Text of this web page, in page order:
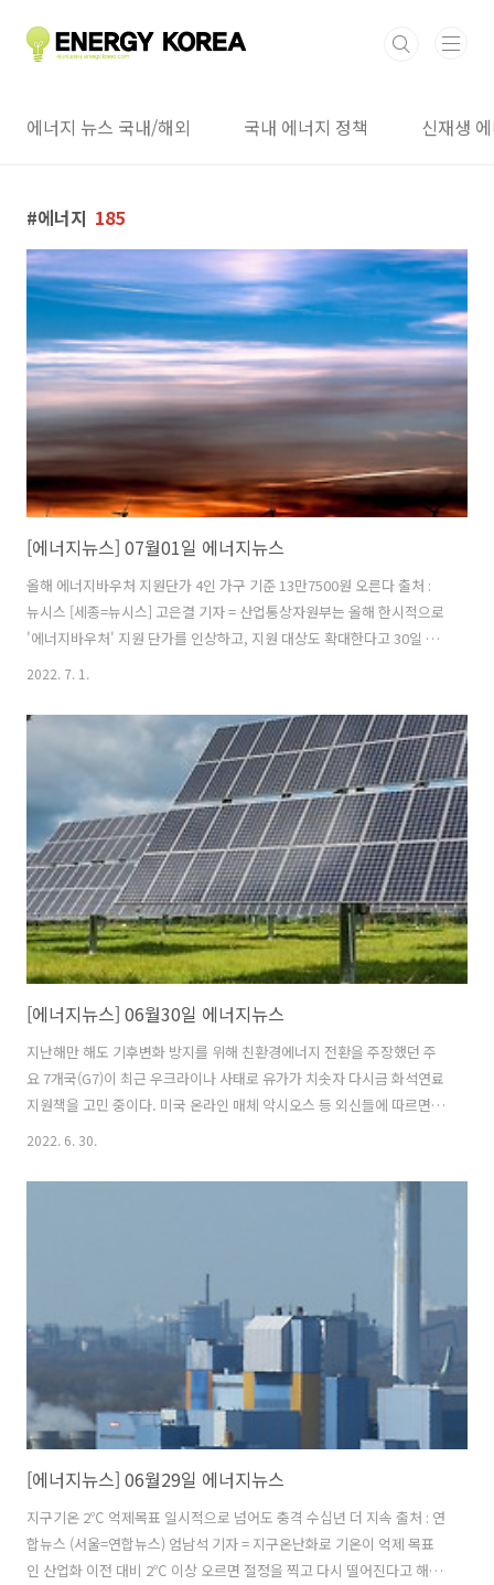
에너지 뉴스 국내/해외 국내 에너지 정책 신재생
에너지 185
[에너지뉴스] 07월01일 에너지뉴스
올해 에너지바우처 지원단가 4인 가구 기준 13만7500원 오른다 출처 :
뉴시스 [세종=뉴시스] 고은결 기자 = 산업통상자원부는 올해 한시적으로
'에너지바우처' 지원 단가를 인상하고, 지원 대상도 확대한다고 30일 밝
혔다. 에너지바우처란 경제적 부담 등으로 에너지 이용에 어려움을 겪는
원하는 제도다. (뉴스 이어보기)
2022. 7. 1.
[에너지뉴스] 06월30일 에너지뉴스
지난해만 해도 기후변화 방지를 위해 친환경에너지 전환을 주장했던 주
요 7개국(G7)이 최근 우크라이나 사태로 유가가 치솟자 다시금 화석연료
지원책을 고민 중이다. 미국 온라인 매체 악시오스 등 외신들에 따르면
독일 바이에른주 엘마우성에 모인 미국·영국·프랑스·독일·이탈리아·
도 에너지정책에 이견을 보였다. 앞서 G7 정상들은 2021년 회동에서
2050년까지 온실가스 순배출량을 '0'으로 줄이고, 지구 평균기온 상승폭
을 산업화 이전 대비 1.5도 내로 제한하자고 합의했다. G7은 이를 위해
올해 연말까지 석유를 비롯한 화석연료 사업에 대한 공공 직접투자를 끝
내고 2025년까지 화석연료 보조금을 없애기로 했다. (뉴스 이어보기)
2022. 6. 30.
[에너지뉴스] 06월29일 에너지뉴스
지구기온 2℃ 억제목표 일시적으로 넘어도 충격 수십년 더 지속 출처 : 연
합뉴스 (서울=연합뉴스) 엄남석 기자 = 지구온난화로 기온이 억제 목표
인 산업화 이전 대비 2℃ 이상 오르면 절정을 찍고 다시 떨어진다고 해도